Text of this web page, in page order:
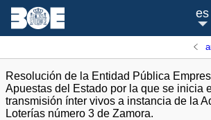
es
Resolución de la Entidad Pública
Apuestas del Estado por la que se inicia
transmisión ínter vivos a instancia de la
Loterías número 3 de Zamora.